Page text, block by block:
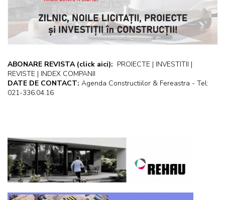
ABONARE REVISTA (click aici): PROIECTE | INVESTITII |
REVISTE | INDEX COMPANII
DATE DE CONTACT: Agenda Constructiilor & Fereastra - Tel:
021-336.04.16